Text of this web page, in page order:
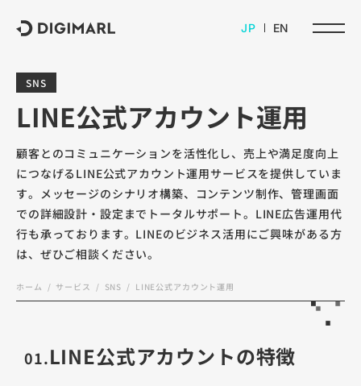
JP EN
SNS
LINE公式アカウント運用
顧客とのコミュニケーションを活性化し、売上や満足度向上
につなげるLINE公式アカウント運用サービスを提供していま
す。メッセージのシナリオ構築、コンテンツ制作、管理画面
での詳細設計・設定までトータルサポート。LINE広告運用代
行も承っております。LINEのビジネス活用にご興味がある方
は、ぜひご相談ください。
ホーム サービス SNS LINE公式アカウント運用
01.LINE公式アカウントの特徴